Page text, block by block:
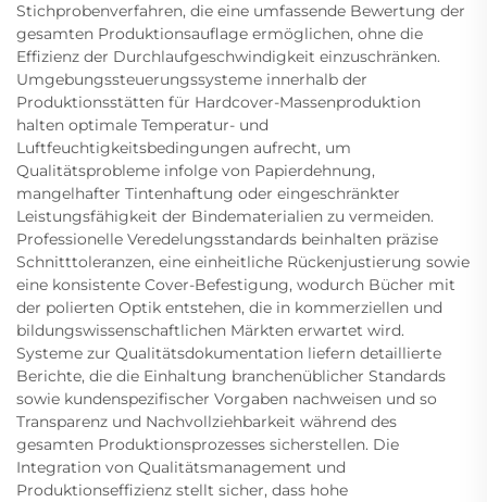
Stichprobenverfahren, die eine umfassende Bewertung der
gesamten Produktionsauflage ermöglichen, ohne die
Effizienz der Durchlaufgeschwindigkeit einzuschränken.
Umgebungssteuerungssysteme innerhalb der
Produktionsstätten für Hardcover-Massenproduktion
halten optimale Temperatur- und
Luftfeuchtigkeitsbedingungen aufrecht, um
Qualitätsprobleme infolge von Papierdehnung,
mangelhafter Tintenhaftung oder eingeschränkter
Leistungsfähigkeit der Bindematerialien zu vermeiden.
Professionelle Veredelungsstandards beinhalten präzise
Schnitttoleranzen, eine einheitliche Rückenjustierung sowie
eine konsistente Cover-Befestigung, wodurch Bücher mit
der polierten Optik entstehen, die in kommerziellen und
bildungswissenschaftlichen Märkten erwartet wird.
Systeme zur Qualitätsdokumentation liefern detaillierte
Berichte, die die Einhaltung branchenüblicher Standards
sowie kundenspezifischer Vorgaben nachweisen und so
Transparenz und Nachvollziehbarkeit während des
gesamten Produktionsprozesses sicherstellen. Die
Integration von Qualitätsmanagement und
Produktionseffizienz stellt sicher, dass hohe